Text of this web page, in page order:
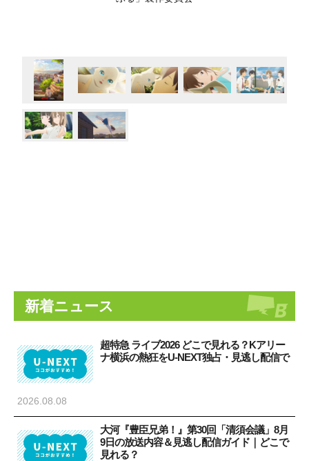
新着ニュース
超特急 ライブ2026 どこで見れる？Kアリー
ナ横浜の熱狂をU-NEXT独占・見逃し配信で
2026.08.08
大河『豊臣兄弟！』第30回「清須会議」8月
9日の放送内容＆見逃し配信ガイド｜どこで
見れる？